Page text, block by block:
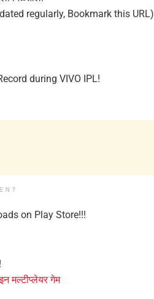
regularly, Bookmark this URL)
during VIVO IPL!
on Play Store!!!
मल्टीप्लेयर गेम